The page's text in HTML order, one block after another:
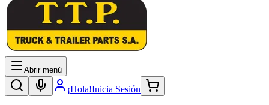
Abrir menú
¡Hola!Inicia Sesión